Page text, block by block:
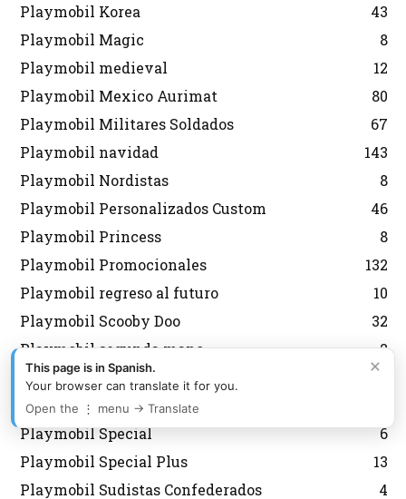
Playmobil Korea
43
Playmobil Magic
8
Playmobil medieval
12
Playmobil Mexico Aurimat
80
Playmobil Militares Soldados
67
Playmobil navidad
143
Playmobil Nordistas
8
Playmobil Personalizados Custom
46
Playmobil Princess
8
Playmobil Promocionales
132
Playmobil regreso al futuro
10
Playmobil Scooby Doo
32
Playmobil segunda mano
2
Playmobil Semana Santa
12
Playmobil Sky Trails
Playmobil Special
6
Playmobil Special Plus
13
Playmobil Sudistas Confederados
4
×
This page is in Spanish.
Your browser can translate it for you.
Open the ⋮ menu → Translate